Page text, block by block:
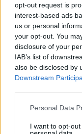
opt-out request is
interest-based ads
us or personal
your opt-out. You
disclosure of your
IAB’s list of
also be disclosed by
Downstream
Please note that
not limited to your
Personal Data
I want to opt-
delle minoranze nei
dell’uso della lingua, dei
del contatto con la
collettivi delle
all’accordo, entrambi i
considerazione gli
quando si tratta di piani
garantire il loro sviluppo
Anche Ungheria e
delle minoranze, ha
delle minoranze come
incarnare la